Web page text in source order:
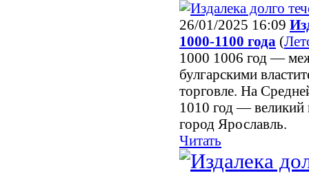
26/01/2025 16:09
1000-1100 года (
1000 1006 год —
булгарскими
торговле. На
1010 год —
город Ярославль.
Читать